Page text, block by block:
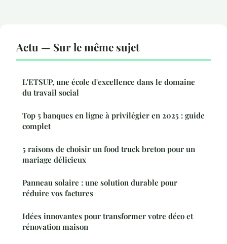
Actu — Sur le même sujet
L'ETSUP, une école d'excellence dans le domaine
du travail social
Top 5 banques en ligne à privilégier en 2025 : guide
complet
5 raisons de choisir un food truck breton pour un
mariage délicieux
Panneau solaire : une solution durable pour
réduire vos factures
Idées innovantes pour transformer votre déco et
rénovation maison